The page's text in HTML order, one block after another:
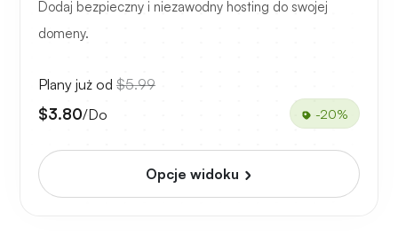
Dodaj bezpieczny i niezawodny hosting do swojej
domeny.
Plany już od $5.99
$3.80/Do -20%
Opcje widoku